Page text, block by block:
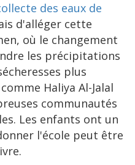
des eaux de
d'alléger cette
où le changement
les précipitations
plus
Haliya Al-Jalal
communautés
Les enfants ont un
l'école peut être